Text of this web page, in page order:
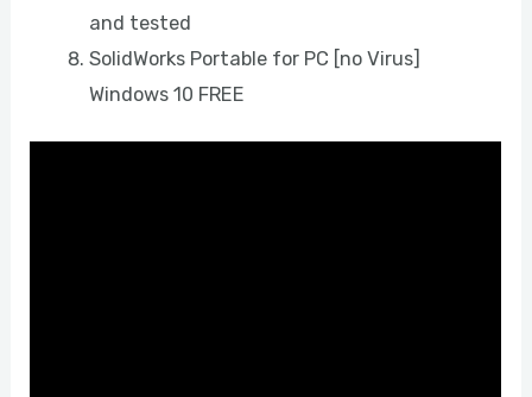
and tested
SolidWorks Portable for PC [no Virus]
Windows 10 FREE